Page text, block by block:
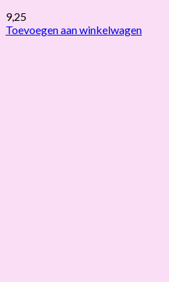
9,25
Toevoegen aan winkelwagen